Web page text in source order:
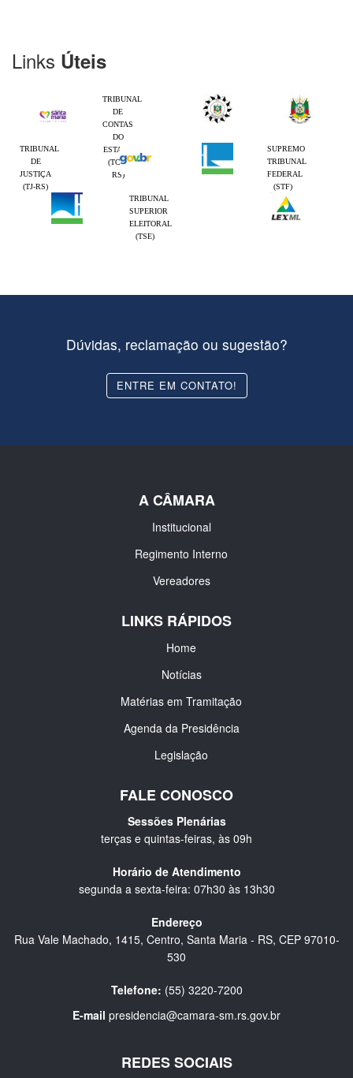
Links Úteis
TRIBUNAL
DE
CONTAS
DO
ESTADO
(TCE-
RS)
TRIBUNAL
DE
JUSTIÇA
(TJ-RS)
SUPREMO
TRIBUNAL
FEDERAL
(STF)
TRIBUNAL
SUPERIOR
ELEITORAL
(TSE)
Dúvidas, reclamação ou sugestão?
ENTRE EM CONTATO!
A CÂMARA
Institucional
Regimento Interno
Vereadores
LINKS RÁPIDOS
Home
Notícias
Matérias em Tramitação
Agenda da Presidência
Legislação
FALE CONOSCO
Sessões Plenárias
terças e quintas-feiras, às 09h
Horário de Atendimento
segunda a sexta-feira: 07h30 às 13h30
Endereço
Rua Vale Machado, 1415, Centro, Santa Maria - RS, CEP 97010-
530
Telefone: (55) 3220-7200
E-mail presidencia@camara-sm.rs.gov.br
REDES SOCIAIS